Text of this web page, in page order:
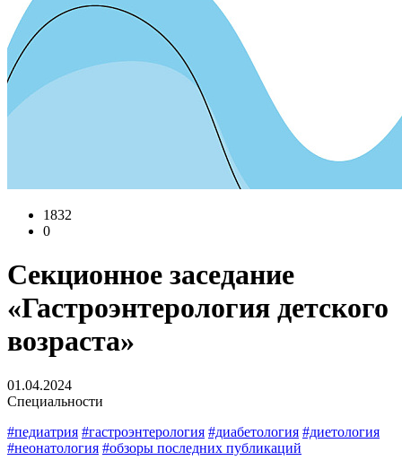
1832
0
Секционное заседание
«Гастроэнтерология детского
возраста»
01.04.2024
Специальности
#педиатрия #гастроэнтерология #диабетология #диетология
#неонатология #обзоры последних публикаций